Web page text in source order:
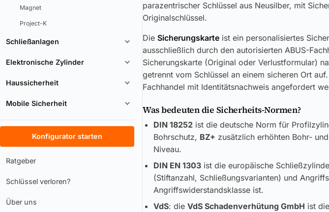
Magnet
Project-K
Schließanlagen
Elektronische Zylinder
Haussicherheit
Mobile Sicherheit
Konfigurator starten
Ratgeber
Schlüssel verloren?
Über uns
parazentrischer Schlüssel aus Neusilber, mit
Originalschlüssel.
Die Sicherungskarte ist ein personalisiertes
ausschließlich durch den autorisierten ABUS-
Sicherungskarte (Original oder Verlustformular)
getrennt vom Schlüssel an einem sicheren Ort
Fachhandel mit Identitätsnachweis angefordert
Was bedeuten die Sicherheits-Normen?
DIN 18252ist die deutsche Norm für
Bohrschutz, BZ+ zusätzlich erhöhten Bohr-
Niveau.
DIN EN 1303ist die europäische
(Stiftanzahl, Schließungsvarianten) und
Angriffswiderstandsklasse ist.
VdS: die VdS Schadenverhütung GmbH ist